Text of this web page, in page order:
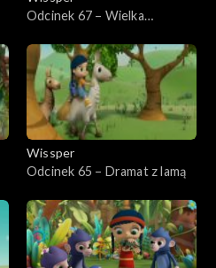
Odcinek 67 – Wielka
Wissper
Odcinek 65 – Dramat z lamą